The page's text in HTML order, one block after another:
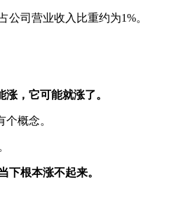
司营业收入比重约为1%。
，它可能就涨了。
概念。
下根本涨不起来。